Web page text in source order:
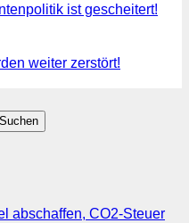
ist gescheitert!
weiter zerstört!
Suchen
abschaffen, CO2-Steuer